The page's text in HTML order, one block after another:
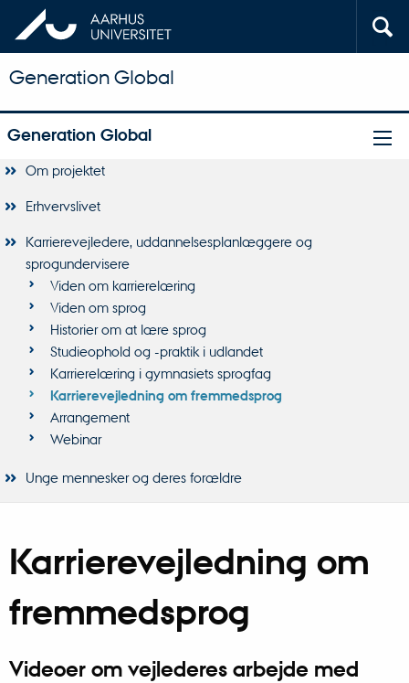
Generation Global
Generation Global
Om projektet
Erhvervslivet
Karrierevejledere, uddannelsesplanlæggere og
sprogundervisere
Viden om karrierelæring
Viden om sprog
Historier om at lære sprog
Studieophold og -praktik i udlandet
Karrierelæring i gymnasiets sprogfag
Karrierevejledning om fremmedsprog
Arrangement
Webinar
Unge mennesker og deres forældre
Karrierevejledning om
fremmedsprog
Videoer om vejlederes arbejde med